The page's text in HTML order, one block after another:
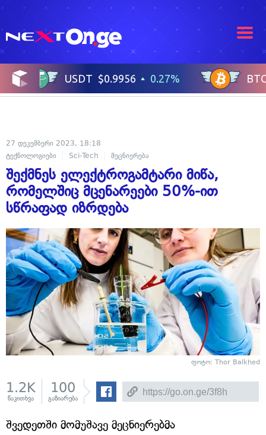
27 დეკემბერი 2023, 18:18
ტექნოლოგიები
Sci-Tech მეცნიერება
შექმნეს ელექტროგამტარი მიწა,
რომელშიც მცენარეები 50%-ით
სწრაფად იზრდება
ფოტო: Thor Balkhed
1.2K
წაკითხვა
100
გაზიარება
შვედეთში მომუშავე მეცნიერებმა